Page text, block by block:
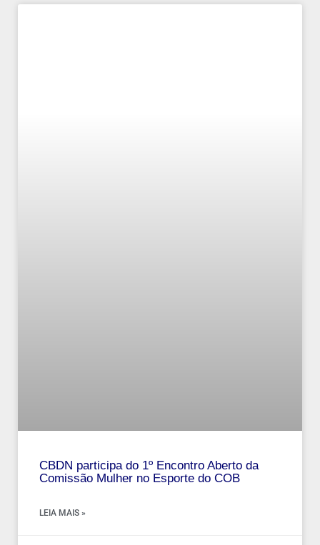
CBDN participa do 1º Encontro Aberto da
Comissão Mulher no Esporte do COB
LEIA MAIS »